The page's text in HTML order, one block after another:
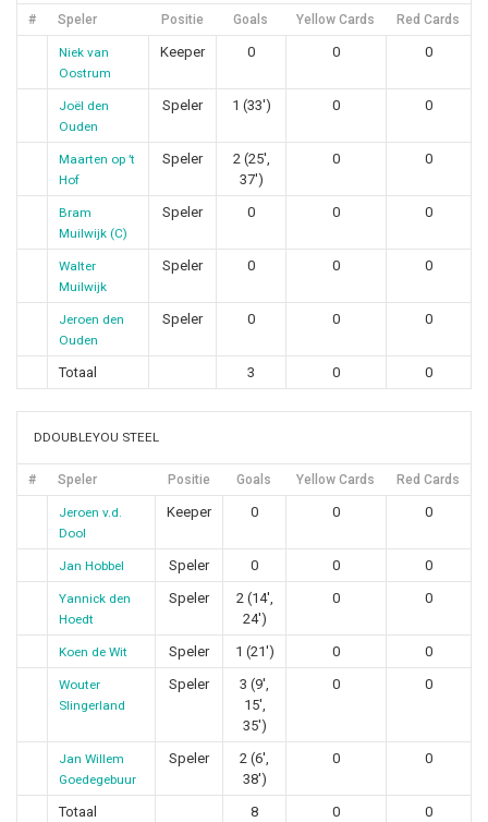
# Speler Positie Goals Yellow Cards Red Cards
Niek van
Oostrum
Keeper 0 0 0
Joël den
Ouden
Speler 1 (33') 0 0
Maarten op ’t
Hof
Speler
2 (25',
37')
0 0
Bram
Muilwijk (C)
Speler 0 0 0
Walter
Muilwijk
Speler 0 0 0
Jeroen den
Ouden
Speler 0 0 0
Totaal 3 0 0
DDOUBLEYOU STEEL
# Speler Positie Goals Yellow Cards Red Cards
Jeroen v.d.
Dool
Keeper 0 0 0
Jan Hobbel Speler 0 0 0
Yannick den
Hoedt
Speler
2 (14',
24')
0 0
Koen de Wit Speler 1 (21') 0 0
Wouter
Slingerland
Speler
3 (9',
15',
35')
0 0
Jan Willem
Goedegebuur
Speler
2 (6',
38')
0 0
Totaal 8 0 0